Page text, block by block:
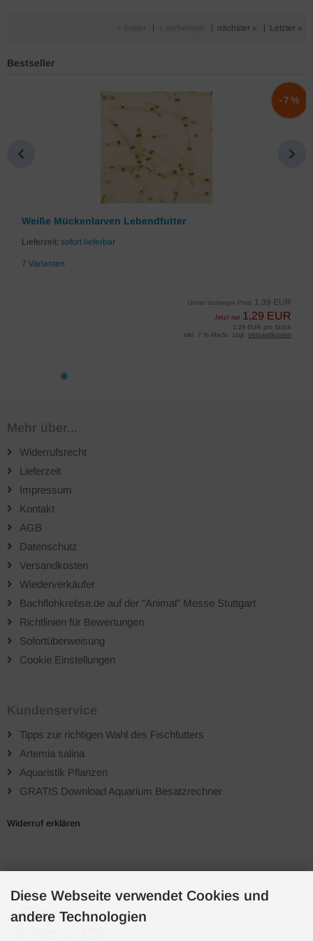
nächster » Letzter »
Bestseller
Weiße Mückenlarven Lebendfutter
Lieferzeit: sofort lieferbar
7 Varianten
Unser bisheriger Preis 1,39 EUR
Jetzt nur 1,29 EUR
-7%
1,29 EUR pro Stück
inkl. 7 % MwSt. zzgl. Versandkosten
Mehr über...
Widerrufsrecht
Lieferzeit
Impressum
Kontakt
AGB
Datenschutz
Versandkosten
Wiederverkäufer
Bachflohkrebse.de auf der "Animal" Messe Stuttgart
Richtlinien für Bewertungen
Sofortüberweisung
Cookie Einstellungen
Kundenservice
Tipps zur richtigen Wahl des Fischfutters
Artemia salina
Aquaristik Pflanzen
GRATIS Download Aquarium Besatzrechner
Widerruf erklären
Zahlungsarten
Diese Webseite verwendet Cookies und
andere Technologien